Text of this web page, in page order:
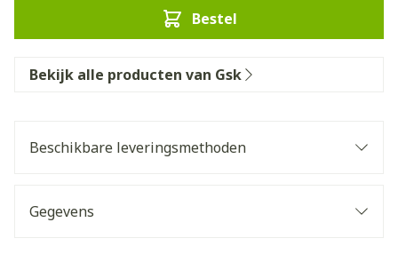
Bestel
Bekijk alle producten van Gsk
Beschikbare leveringsmethoden
Gegevens